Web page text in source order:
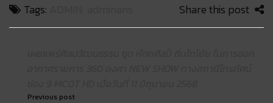
Tags: Share this post
Previous post